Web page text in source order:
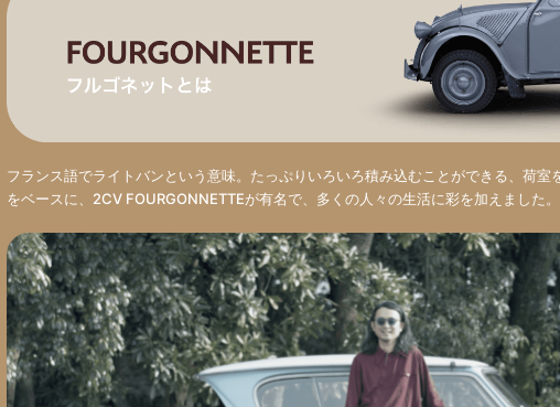
フランス語でライトバンという意味。たっぷりいろいろ積み込むことができる、荷
をベースに、2CV FOURGONNETTEが有名で、多くの人々の生活に彩を加えました。